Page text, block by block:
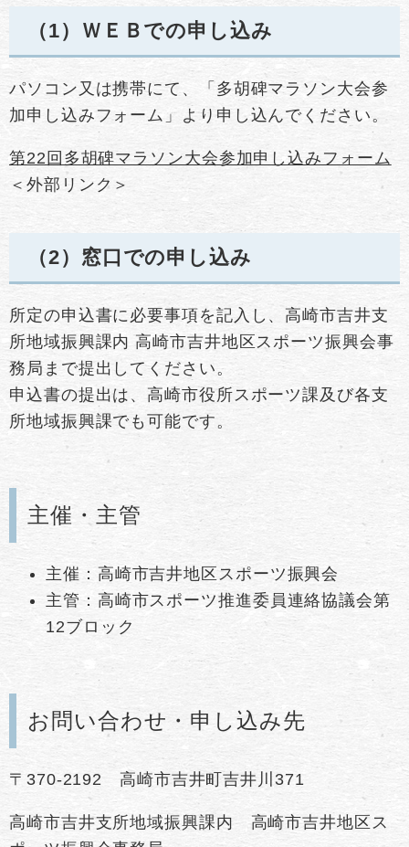
（1） ＷＥＢでの申し込み
パソコン又は携帯にて、「多胡碑マラソン大会参
加申し込みフォーム」より申し込んでください。
第22回多胡碑マラソン大会参加申し込みフォーム
＜外部リンク＞
（2） 窓口での申し込み
所定の申込書に必要事項を記入し、高崎市吉井支
所地域振興課内 高崎市吉井地区スポーツ振興会事
務局まで提出してください。
申込書の提出は、高崎市役所スポーツ課及び各支
所地域振興課でも可能です。
主催・主管
主催：高崎市吉井地区スポーツ振興会
主管：高崎市スポーツ推進委員連絡協議会第
12ブロック
お問い合わせ・申し込み先
〒370-2192 高崎市吉井町吉井川371
高崎市吉井支所地域振興課内 高崎市吉井地区ス